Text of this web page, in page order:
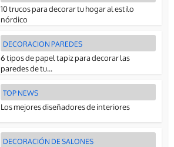
10 trucos para decorar tu hogar al estilo
nórdico
DECORACION PAREDES
6 tipos de papel tapiz para decorar las
paredes de tu...
TOP NEWS
Los mejores diseñadores de interiores
DECORACIÓN DE SALONES